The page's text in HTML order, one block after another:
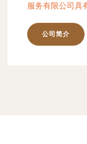
服务有限公司具
公司简介